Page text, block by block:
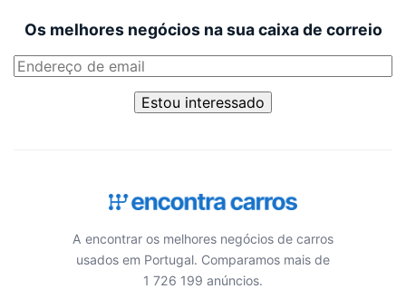
Os melhores negócios na sua caixa de correio
Estou interessado
A encontrar os melhores negócios de carros
usados em Portugal. Comparamos mais de
1 726 199 anúncios.